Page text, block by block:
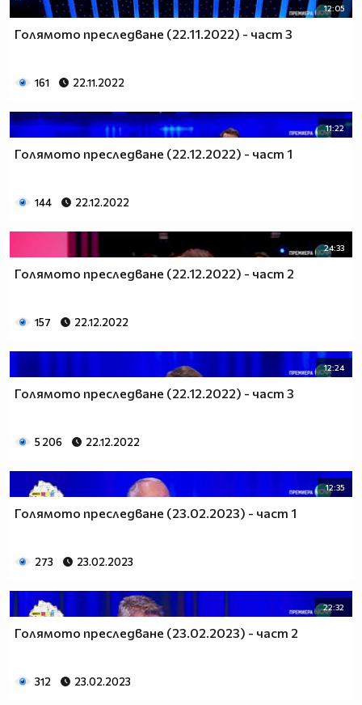
12:05
Голямото преследване (22.11.2022) - част 3
161 22.11.2022
11:22
Голямото преследване (22.12.2022) - част 1
144 22.12.2022
24:33
Голямото преследване (22.12.2022) - част 2
157 22.12.2022
12:24
Голямото преследване (22.12.2022) - част 3
5 206 22.12.2022
12:35
Голямото преследване (23.02.2023) - част 1
273 23.02.2023
22:32
Голямото преследване (23.02.2023) - част 2
312 23.02.2023